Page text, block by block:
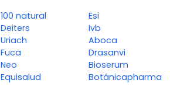
100 natural
Deiters
Uriach
Fuca
Neo
Equisalud
Esi
Ivb
Aboca
Drasanvi
Bioserum
Botánicapharma